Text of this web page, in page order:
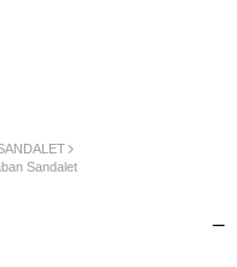
Sandalet